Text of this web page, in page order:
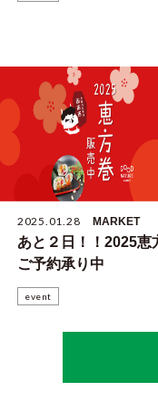
2025.01.28 MARKET
あと２日！！2025恵
ご予約承り中
event